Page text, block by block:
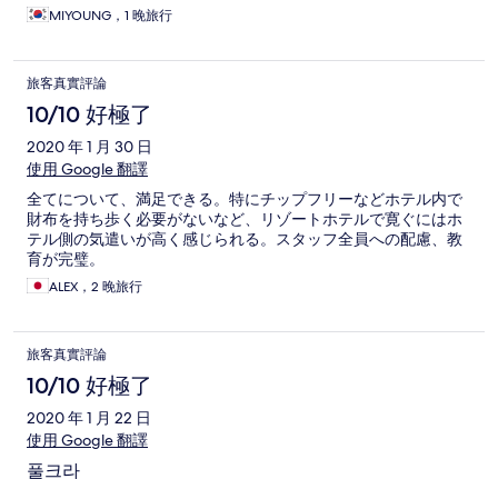
MIYOUNG，1 晚旅行
旅客真實評論
10/10 好極了
2020 年 1 月 30 日
使用 Google 翻譯
全てについて、満足できる。特にチップフリーなどホテル内で
財布を持ち歩く必要がないなど、リゾートホテルで寛ぐにはホ
テル側の気遣いが高く感じられる。スタッフ全員への配慮、教
育が完璧。
ALEX，2 晚旅行
旅客真實評論
10/10 好極了
2020 年 1 月 22 日
使用 Google 翻譯
풀크라